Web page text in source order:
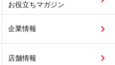
お役立ちマガジン
企業情報
店舗情報